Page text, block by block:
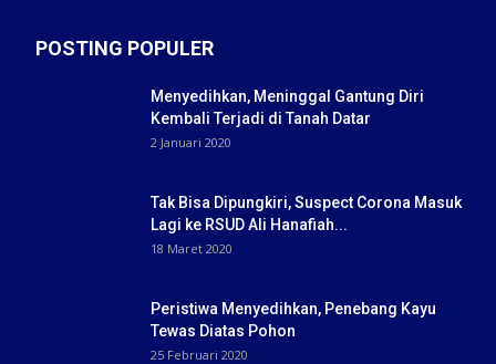
POSTING POPULER
Menyedihkan, Meninggal Gantung Diri
Kembali Terjadi di Tanah Datar
2 Januari 2020
Tak Bisa Dipungkiri, Suspect Corona Masuk
Lagi ke RSUD Ali Hanafiah...
18 Maret 2020
Peristiwa Menyedihkan, Penebang Kayu
Tewas Diatas Pohon
25 Februari 2020